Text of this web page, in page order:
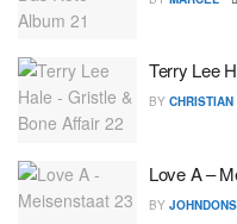
Terry Lee
BY CHRISTIAN
Love A –
BY